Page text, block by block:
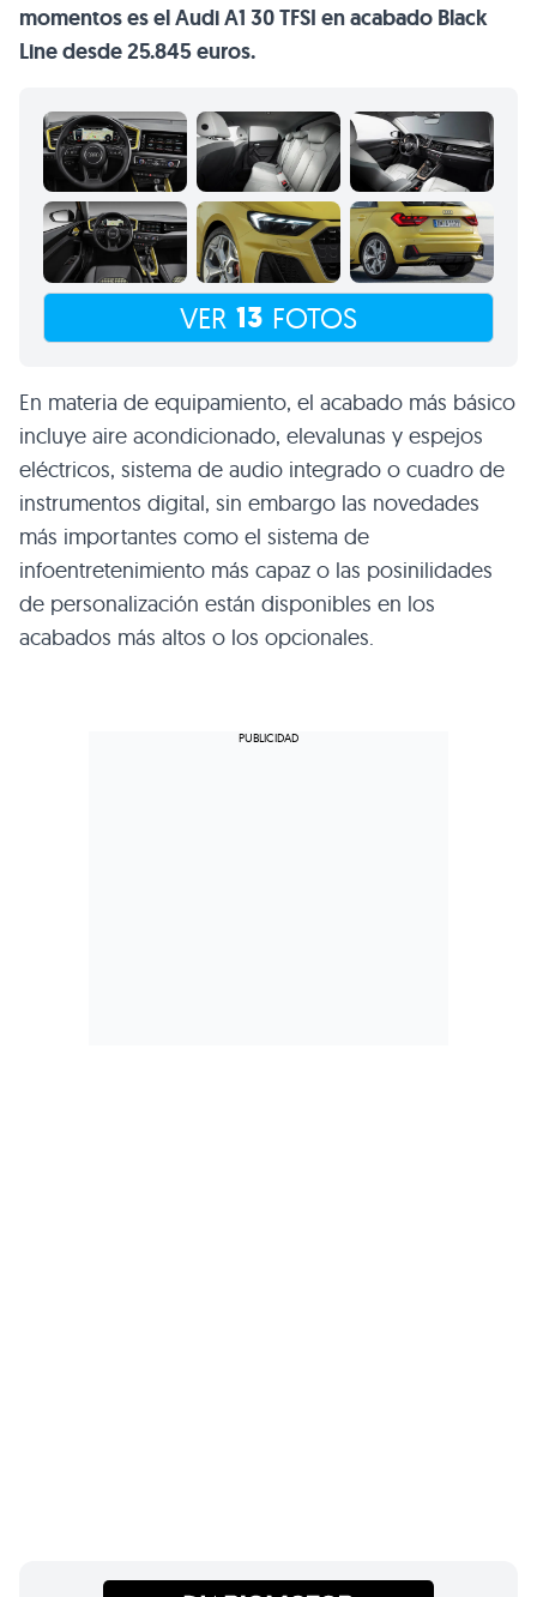
momentos es el Audi A1 30 TFSI en acabado Black
Line desde 25.845 euros.
VER 13 FOTOS
En materia de equipamiento, el acabado más básico
incluye aire acondicionado, elevalunas y espejos
eléctricos, sistema de audio integrado o cuadro de
instrumentos digital, sin embargo las novedades
más importantes como el sistema de
infoentretenimiento más capaz o las posinilidades
de personalización están disponibles en los
acabados más altos o los opcionales.